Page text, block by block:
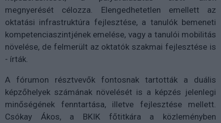
megnyerését célozza. Elengedhetetlen emellett az
oktatási infrastruktúra fejlesztése, a tanulók bemeneti
kompetenciaszintjének emelése, vagy a tanulói mobilitás
növelése, de felmerült az oktatók szakmai fejlesztése is
- írták.
A fórumon résztvevők fontosnak tartották a duális
képzőhelyek számának növelését is a képzés jelenlegi
minőségének fenntartása, illetve fejlesztése mellett.
Csókay Ákos, a BKIK főtitkára a közleményben